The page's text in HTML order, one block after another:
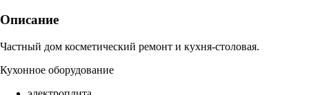
Описание
Частный дом косметический ремонт и кухня-столовая.
Кухонное оборудование